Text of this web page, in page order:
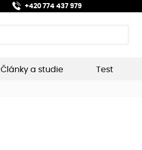
+420 774 437 979
Články a studie Test